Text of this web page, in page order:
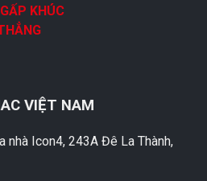
KHÚC
VIỆT NAM
nhà Icon4, 243A Đê La Thành,